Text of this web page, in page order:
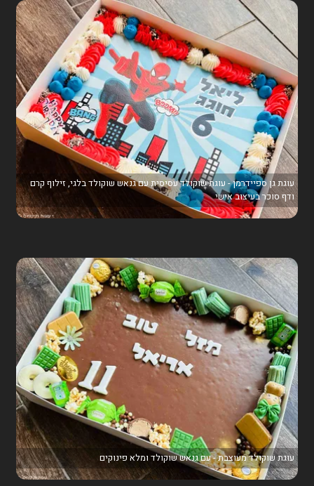
עוגת גן ספיידרמן - עוגת שוקולד עסיסית עם גנאש שוקולד בלגי, זילוף קרם
ודף סוכר בעיצוב אישי
עוגת שוקולד מעוצבת - עם גנאש שוקולד ומלא פינוקים